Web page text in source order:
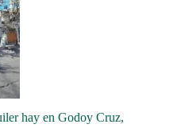
hay en Godoy Cruz,